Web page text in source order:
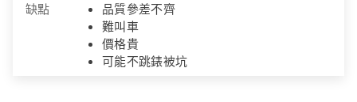
缺點
品質參差不齊
難叫車
價格貴
可能不跳錶被坑